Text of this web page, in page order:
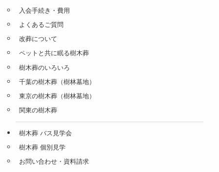
入会手続き・費用
よくあるご質問
改葬について
ペットと共に眠る樹木葬
樹木葬のいろいろ
千葉の樹木葬（樹林墓地）
東京の樹木葬（樹林墓地）
関東の樹木葬
樹木葬 バス見学会
樹木葬 個別見学
お問い合わせ・資料請求